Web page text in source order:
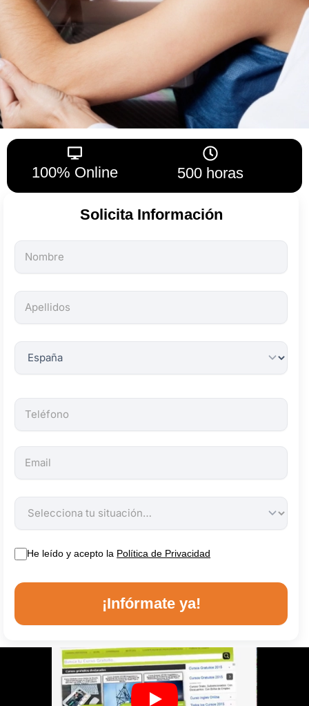
100% Online 500 horas
Solicita Información
Todos
los
son
obligatorios.
He leído y acepto la Política de Privacidad
¡Infórmate ya!